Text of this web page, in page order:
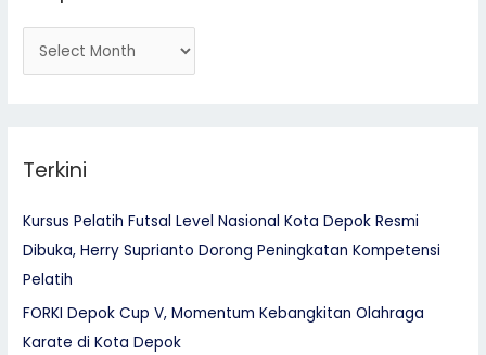
Terkini
Kursus Pelatih Futsal Level Nasional Kota Depok Resmi
Dibuka, Herry Suprianto Dorong Peningkatan Kompetensi
Pelatih
FORKI Depok Cup V, Momentum Kebangkitan Olahraga
Karate di Kota Depok